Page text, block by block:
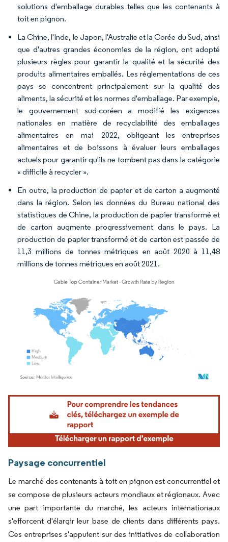
solutions d'emballage durables telles que les contenants à
toit en pignon.
La Chine, l'Inde, le Japon, l'Australie et la Corée du Sud, ainsi
que d'autres grandes économies de la région, ont adopté
plusieurs règles pour garantir la qualité et la sécurité des
produits alimentaires emballés. Les réglementations de ces
pays se concentrent principalement sur la qualité des
aliments, la sécurité et les normes d'emballage. Par exemple,
le gouvernement sud-coréen a modifié les exigences
nationales en matière de recyclabilité des emballages
alimentaires en mai 2022, obligeant les entreprises
alimentaires et de boissons à évaluer leurs emballages
actuels pour garantir qu'ils ne tombent pas dans la catégorie
« difficile à recycler ».
En outre, la production de papier et de carton a augmenté
dans la région. Selon les données du Bureau national des
statistiques de Chine, la production de papier transformé et
de carton augmente progressivement dans le pays. La
production de papier transformé et de carton est passée de
11,3 millions de tonnes métriques en août 2020 à 11,48
millions de tonnes métriques en août 2021.
Image © Mordor Intelligence. La réutilisation nécessite une attribution sous CC BY
Paysage concurrentiel
Le marché des contenants à toit en pignon est concurrentiel et
se compose de plusieurs acteurs mondiaux et régionaux. Avec
une part importante du marché, les acteurs internationaux
s'efforcent d'élargir leur base de clients dans différents pays.
Ces entreprises s'appuient sur des initiatives de collaboration